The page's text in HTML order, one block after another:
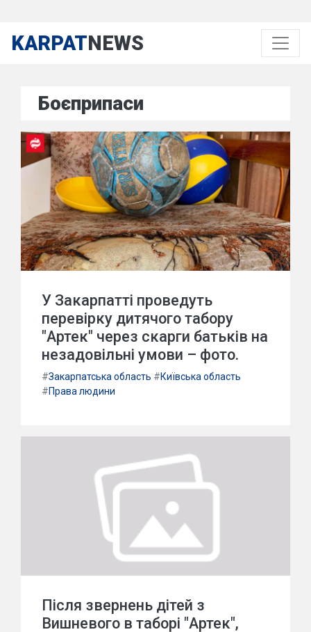
KARPATNEWS
Боєприпаси
У Закарпатті проведуть
перевірку дитячого табору
"Артек" через скарги батьків на
незадовільні умови – фото.
#Закарпатська область #Київська область
#Права людини
Після звернень дітей з
Вишневого в таборі "Артек",